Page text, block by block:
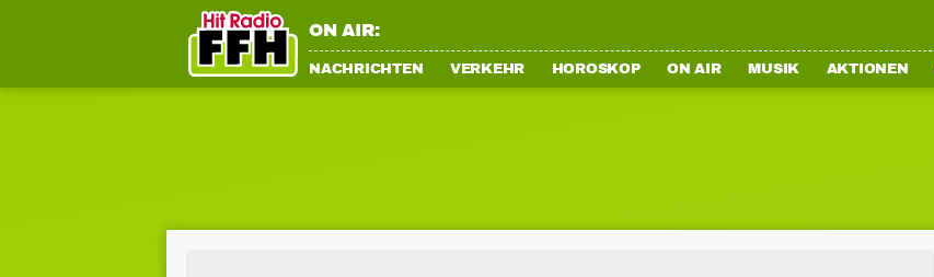
ON AIR:
NACHRICHTEN VERKEHR HOROSKOP ON AIR MUSIK AKTIONEN